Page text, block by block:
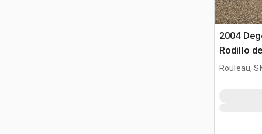
2004
Rodillo
Rouleau,